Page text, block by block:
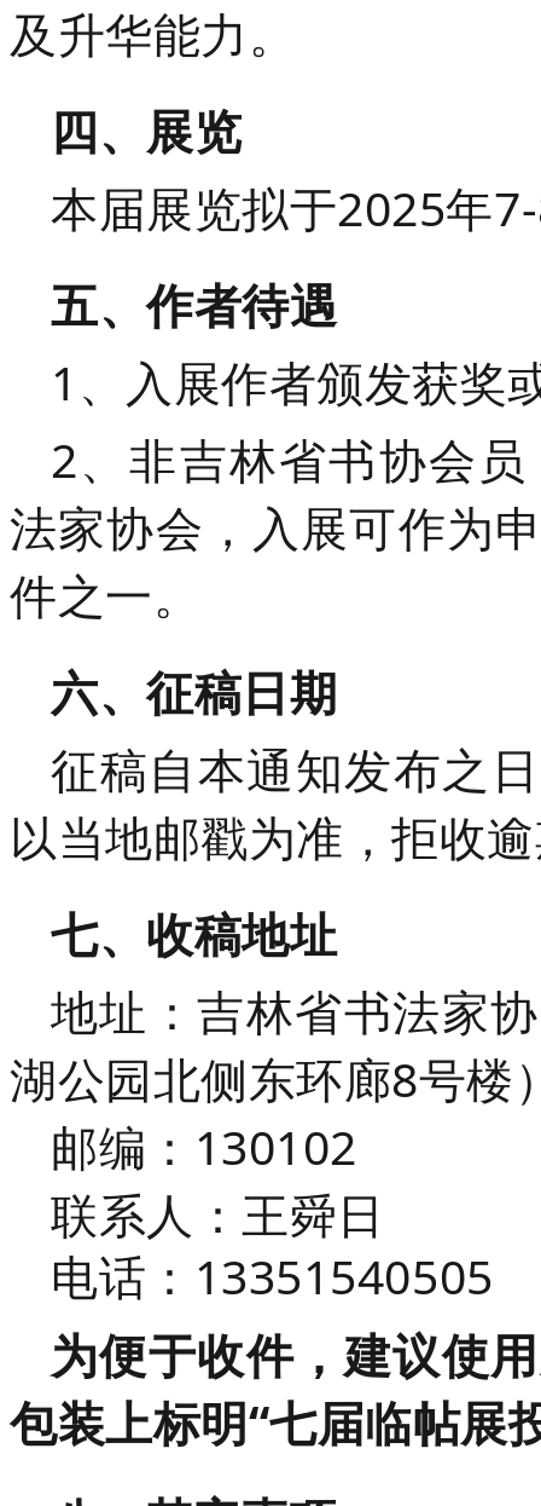
及升华能力。
四、展览
本届展览拟于2025年
五、作者待遇
1、入展作者颁发获奖
2、非吉林省书协会
法家协会， 入展可作为
件之一。
六、征稿日期
征稿自本通知发布之
以当地邮戳为准，拒收
七、收稿地址
地址：吉林省书法家
湖公园北侧东环廊8号楼
邮编：130102
联系人：王舜日
电话：13351540505
为便于收件，建议使
包装上标明“七届临帖展